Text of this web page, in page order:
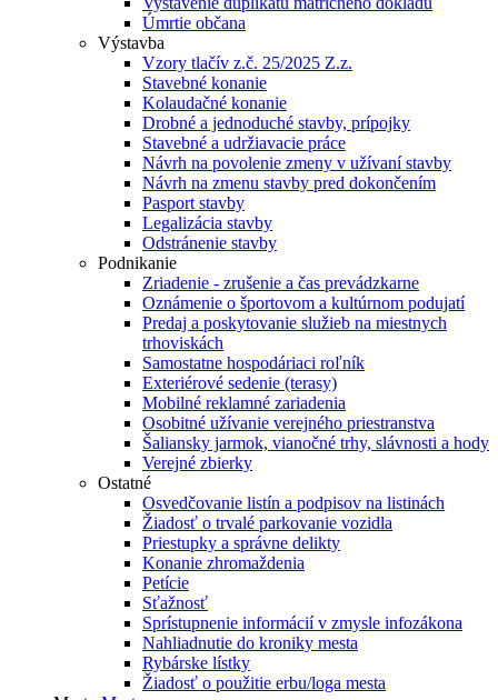
Úmrtie občana
Výstavba
Vzory tlačív z.č. 25/2025 Z.z.
Stavebné konanie
Kolaudačné konanie
Drobné a jednoduché stavby, prípojky
Stavebné a udržiavacie práce
Návrh na povolenie zmeny v užívaní stavby
Návrh na zmenu stavby pred dokončením
Pasport stavby
Legalizácia stavby
Odstránenie stavby
Podnikanie
Zriadenie - zrušenie a čas prevádzkarne
Oznámenie o športovom a kultúrnom podujatí
Predaj a poskytovanie služieb na miestnych
trhoviskách
Samostatne hospodáriaci roľník
Exteriérové sedenie (terasy)
Mobilné reklamné zariadenia
Osobitné užívanie verejného priestranstva
Šaliansky jarmok, vianočné trhy, slávnosti a hody
Verejné zbierky
Ostatné
Osvedčovanie listín a podpisov na listinách
Žiadosť o trvalé parkovanie vozidla
Priestupky a správne delikty
Konanie zhromaždenia
Petície
Sťažnosť
Sprístupnenie informácií v zmysle infozákona
Nahliadnutie do kroniky mesta
Rybárske lístky
Žiadosť o použitie erbu/loga mesta